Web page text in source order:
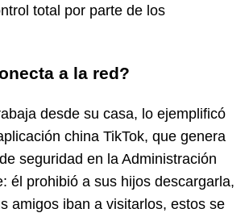
total por parte de los
a la red?
desde su casa, lo ejemplificó
china TikTok, que genera
seguridad en la Administración
él prohibió a sus hijos descargarla,
amigos iban a visitarlos, estos se